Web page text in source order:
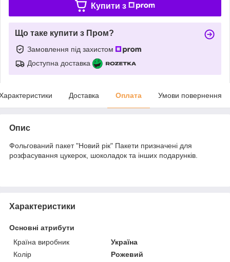
Купити з
Що таке купити з Пром?
Замовлення під захистом
Доступна доставка
Доставка Оплата Умови повернення
Опис
Фольгований пакет "Новий рік" Пакети призначені для
розфасування цукерок, шоколадок та інших подарунків.
Характеристики
Основні атрибути
Країна виробник
Україна
Колір
Рожевий